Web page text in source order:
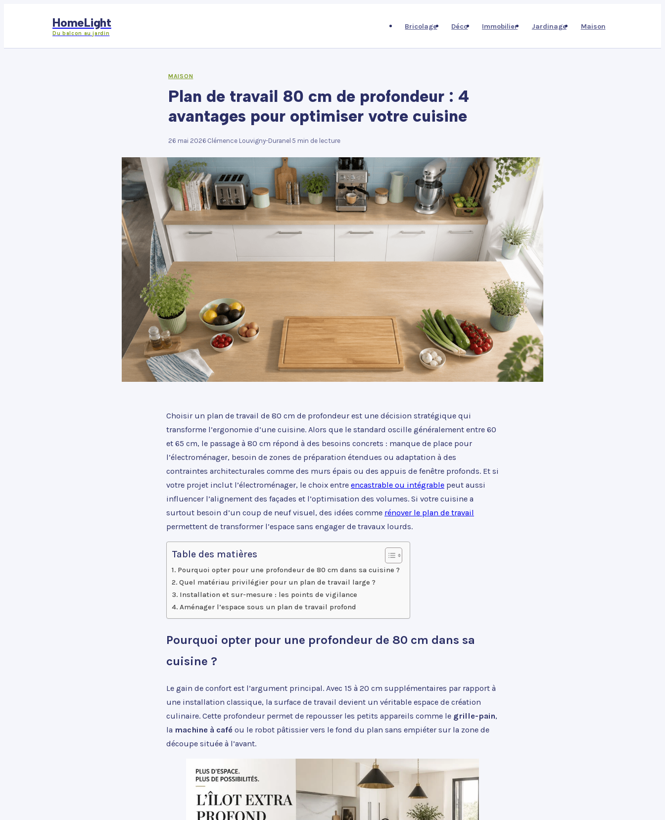
HomeLight
Du balcon au jardin
Bricolage Déco Immobilier Jardinage Maison
MAISON
Plan de travail 80 cm de profondeur : 4
avantages pour optimiser votre cuisine
26 mai 2026·Clémence Louvigny-Duranel ·5 min de lecture
Choisir un plan de travail de 80 cm de profondeur est une décision stratégique qui
transforme l’ergonomie d’une cuisine. Alors que le standard oscille généralement entre 60
et 65 cm, le passage à 80 cm répond à des besoins concrets : manque de place pour
l’électroménager, besoin de zones de préparation étendues ou adaptation à des
contraintes architecturales comme des murs épais ou des appuis de fenêtre profonds. Et si
votre projet inclut l’électroménager, le choix entre encastrable ou intégrable peut aussi
influencer l’alignement des façades et l’optimisation des volumes. Si votre cuisine a
surtout besoin d’un coup de neuf visuel, des idées comme rénover le plan de travail
permettent de transformer l’espace sans engager de travaux lourds.
Table des matières
Pourquoi opter pour une profondeur de 80 cm dans sa cuisine ?
Quel matériau privilégier pour un plan de travail large ?
Installation et sur-mesure : les points de vigilance
Aménager l’espace sous un plan de travail profond
Pourquoi opter pour une profondeur de 80 cm dans sa
cuisine ?
Le gain de confort est l’argument principal. Avec 15 à 20 cm supplémentaires par rapport à
une installation classique, la surface de travail devient un véritable espace de création
culinaire. Cette profondeur permet de repousser les petits appareils comme le grille-pain,
la machine à café ou le robot pâtissier vers le fond du plan sans empiéter sur la zone de
découpe située à l’avant.